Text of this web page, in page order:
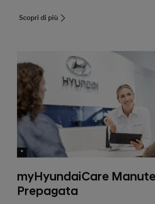
Scopri di più
*
myHyundaiCare
Prepagata